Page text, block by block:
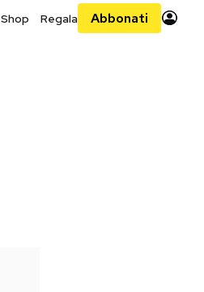
Shop Regala Abbonati